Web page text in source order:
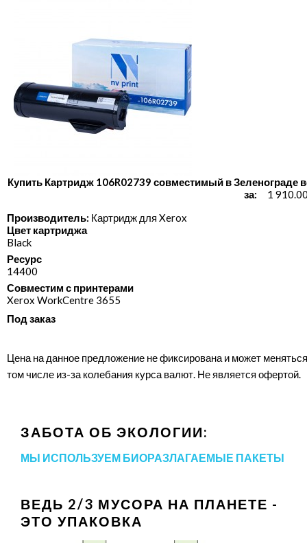
Купить Картридж 106R02739 совместимый в Зеленограде
за:
1
Производитель: Картридж для Xerox
Цвет картриджа
Black
Ресурс
14400
Совместим с принтерами
Xerox WorkCentre 3655
Под заказ
Цена на данное предложение не фиксирована и может
том числе из-за колебания курса валют. Не является офертой.
ЗАБОТА ОБ ЭКОЛОГИИ:
МЫ ИСПОЛЬЗУЕМ БИОРАЗЛАГАЕМЫЕ ПАКЕТЫ
ВЕДЬ 2/3 МУСОРА НА ПЛАНЕТЕ -
ЭТО УПАКОВКА